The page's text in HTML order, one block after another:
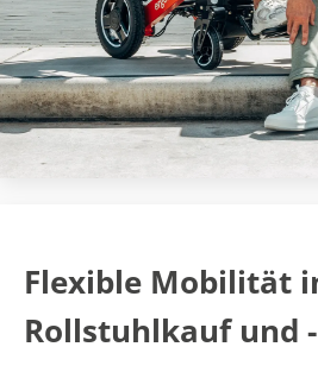
Flexible Mobilität
Rollstuhlkauf und